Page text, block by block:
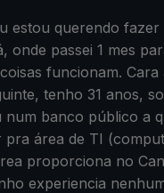
estou querendo
onde passei 1 mes
funcionam.
tenho 31 anos,
banco público a
área de TI
proporciona no
experiencia